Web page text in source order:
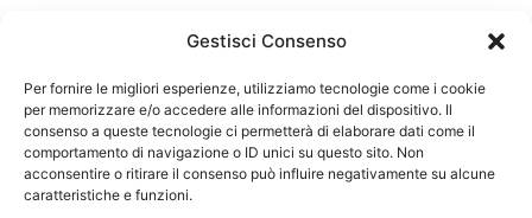
Gestisci Consenso
Per fornire le migliori esperienze, utilizziamo tecnologie come i cookie
per memorizzare e/o accedere alle informazioni del dispositivo. Il
consenso a queste tecnologie ci permetterà di elaborare dati come il
comportamento di navigazione o ID unici su questo sito. Non
acconsentire o ritirare il consenso può influire negativamente su alcune
caratteristiche e funzioni.
Fornitura Serramenti Cermenate
diverse unità che poi sono rivolte ad un unico
cliente. Questo spesso è un mercato che
interessa i grossisti e i rivenditori al minuto,
quindi alle volte ci si trova anche un pochino